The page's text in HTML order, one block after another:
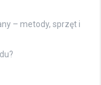
– metody, sprzęt i